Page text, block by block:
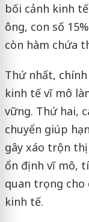
bối cảnh kinh
ông, con số
còn hàm chứa
Thứ nhất,
kinh tế vĩ mô
vững. Thứ hai,
chuyển giúp
gây xáo trộn
ổn định vĩ mô,
quan trọng
kinh tế.